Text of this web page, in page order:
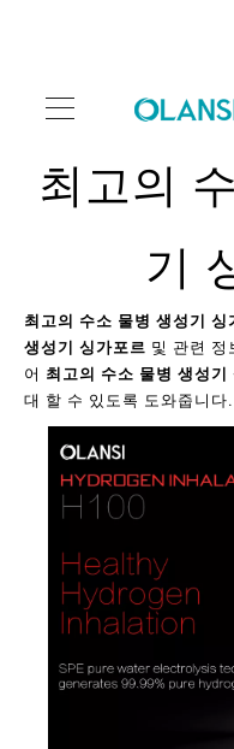
최고의
기
최고의 수소 물병 생성기 싱
생성기 싱가포르 및 관련 정
어 최고의 수소 물병 생성기
대 할 수 있도록 도와줍니다.